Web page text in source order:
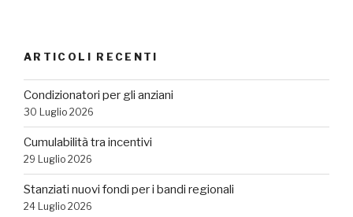
ARTICOLI RECENTI
Condizionatori per gli anziani
30 Luglio 2026
Cumulabilità tra incentivi
29 Luglio 2026
Stanziati nuovi fondi per i bandi regionali
24 Luglio 2026